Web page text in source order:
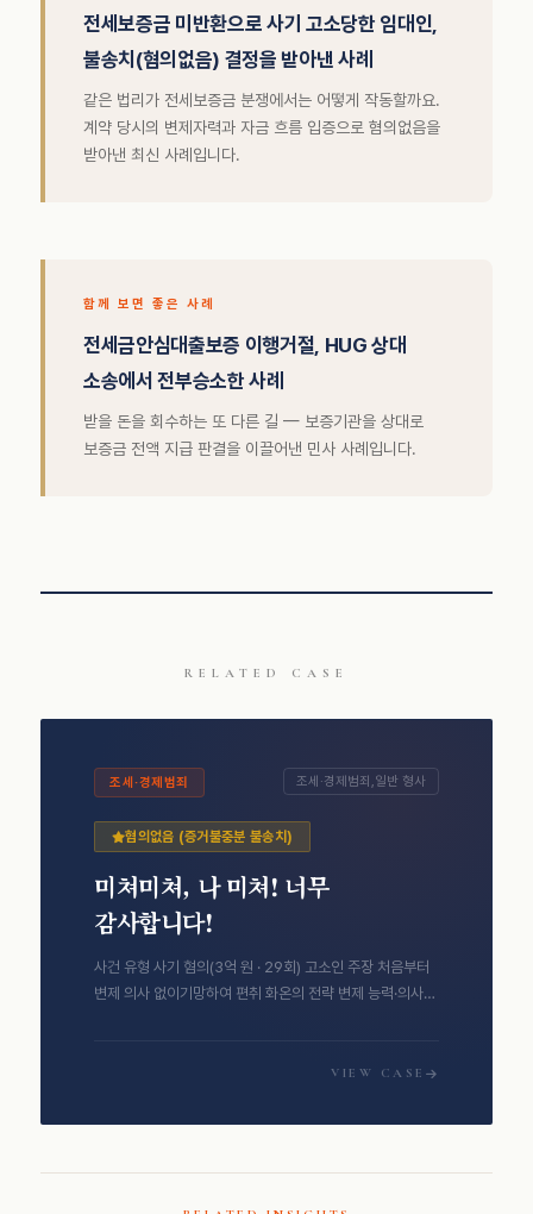
전세보증금 미반환으로 사기 고소당한 임대인,
불송치(혐의없음) 결정을 받아낸 사례
같은 법리가 전세보증금 분쟁에서는 어떻게 작동할까요.
계약 당시의 변제자력과 자금 흐름 입증으로 혐의없음을
받아낸 최신 사례입니다.
함께 보면 좋은 사례
전세금안심대출보증 이행거절, HUG 상대
소송에서 전부승소한 사례
받을 돈을 회수하는 또 다른 길 — 보증기관을 상대로
보증금 전액 지급 판결을 이끌어낸 민사 사례입니다.
RELATED CASE
조세·경제범죄 조세·경제범죄,일반 형사
혐의없음 (증거불충분 불송치)
미쳐미쳐, 나 미쳐! 너무
감사합니다!
사건 유형 사기 혐의(3억 원 · 29회) 고소인 주장 처음부터
변제 의사 없이기망하여 편취 화온의 전략 변제 능력·의사
VIEW CASE